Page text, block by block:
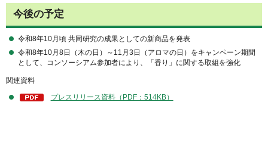
今後の予定
令和8年10月頃 共同研究の成果としての新商品を発表
令和8年10月8日（木の日）～11月3日（アロマの日）をキャンペーン期間
として、コンソーシアム参加者により、「香り」に関する取組を強化
関連資料
プレスリリース資料（PDF：514KB）